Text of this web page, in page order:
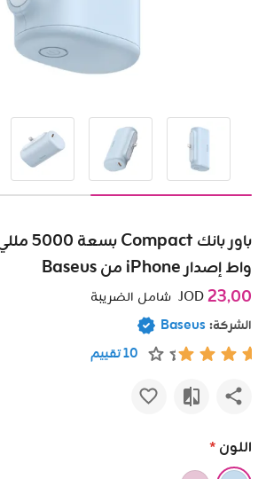
واط إصدار iPhone من Baseus
23٫00
شامل الضريبة
الشركة:Baseus
10 تقييم
اللون *